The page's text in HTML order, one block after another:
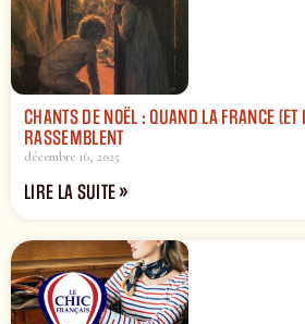
CHANTS DE NOËL : QUAND LA FRANCE (ET
RASSEMBLENT
décembre 16, 2025
LIRE LA SUITE »